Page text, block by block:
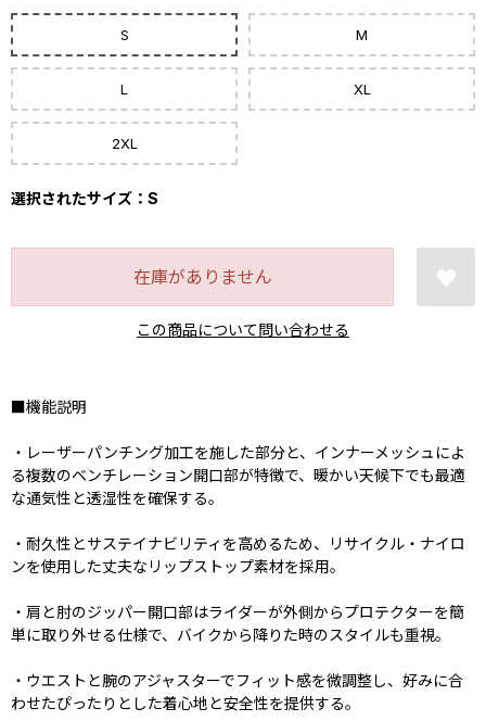
S M
L XL
2XL
選択されたサイズ：S
在庫がありません
この商品について問い合わせる
■機能説明
・レーザーパンチング加工を施した部分と、インナーメッシュによ
る複数のベンチレーション開口部が特徴で、暖かい天候下でも最適
な通気性と透湿性を確保する。
・耐久性とサステイナビリティを高めるため、リサイクル・ナイロ
ンを使用した丈夫なリップストップ素材を採用。
・肩と肘のジッパー開口部はライダーが外側からプロテクターを簡
単に取り外せる仕様で、バイクから降りた時のスタイルも重視。
・ウエストと腕のアジャスターでフィット感を微調整し、好みに合
わせたぴったりとした着心地と安全性を提供する。